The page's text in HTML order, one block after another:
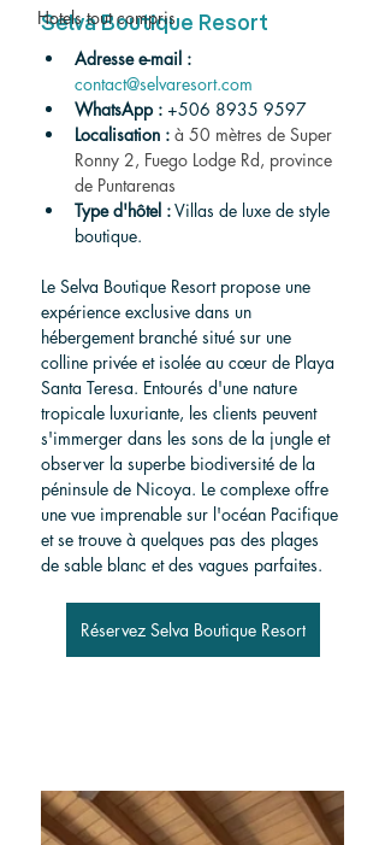
Hotels tout compris
Selva Boutique Resort
Adresse e-mail :
contact@selvaresort.com
WhatsApp : +506 8935 9597
Localisation : à 50 mètres de Super
Ronny 2, Fuego Lodge Rd, province
de Puntarenas
Type d'hôtel : Villas de luxe de style
boutique.
Le Selva Boutique Resort propose une
expérience exclusive dans un
hébergement branché situé sur une
colline privée et isolée au cœur de Playa
Santa Teresa. Entourés d'une nature
tropicale luxuriante, les clients peuvent
s'immerger dans les sons de la jungle et
observer la superbe biodiversité de la
péninsule de Nicoya. Le complexe offre
une vue imprenable sur l'océan Pacifique
et se trouve à quelques pas des plages
de sable blanc et des vagues parfaites.
Réservez Selva Boutique Resort